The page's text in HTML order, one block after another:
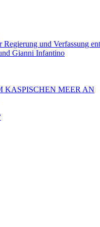
und Verfassung
Gianni Infantino
KASPISCHEN MEER AN